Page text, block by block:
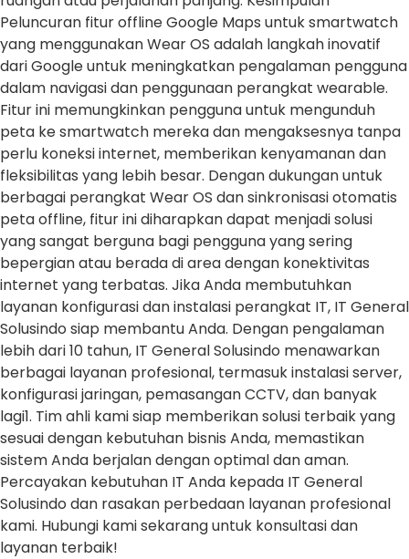
Peluncuran fitur offline Google Maps untuk smartwatch
yang menggunakan Wear OS adalah langkah inovatif
dari Google untuk meningkatkan pengalaman pengguna
dalam navigasi dan penggunaan perangkat wearable.
Fitur ini memungkinkan pengguna untuk mengunduh
peta ke smartwatch mereka dan mengaksesnya tanpa
perlu koneksi internet, memberikan kenyamanan dan
fleksibilitas yang lebih besar. Dengan dukungan untuk
berbagai perangkat Wear OS dan sinkronisasi otomatis
peta offline, fitur ini diharapkan dapat menjadi solusi
yang sangat berguna bagi pengguna yang sering
bepergian atau berada di area dengan konektivitas
internet yang terbatas. Jika Anda membutuhkan
layanan konfigurasi dan instalasi perangkat IT, IT General
Solusindo siap membantu Anda. Dengan pengalaman
lebih dari 10 tahun, IT General Solusindo menawarkan
berbagai layanan profesional, termasuk instalasi server,
konfigurasi jaringan, pemasangan CCTV, dan banyak
lagi1. Tim ahli kami siap memberikan solusi terbaik yang
sesuai dengan kebutuhan bisnis Anda, memastikan
sistem Anda berjalan dengan optimal dan aman.
Percayakan kebutuhan IT Anda kepada IT General
Solusindo dan rasakan perbedaan layanan profesional
kami. Hubungi kami sekarang untuk konsultasi dan
layanan terbaik!